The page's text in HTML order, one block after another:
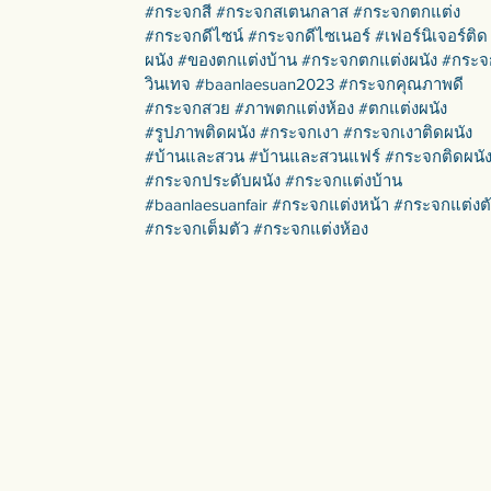
#กระจกสี #กระจกสเตนกลาส #กระจกตกแต่ง
#กระจกดีไซน์ #กระจกดีไซเนอร์ #เฟอร์นิเจอร์ติด
ผนัง #ของตกแต่งบ้าน #กระจกตกแต่งผนัง #กระจ
วินเทจ #baanlaesuan2023 #กระจกคุณภาพดี
#กระจกสวย #ภาพตกแต่งห้อง #ตกแต่งผนัง
#รูปภาพติดผนัง #กระจกเงา #กระจกเงาติดผนัง
#บ้านและสวน #บ้านและสวนแฟร์ #กระจกติดผนัง
#กระจกประดับผนัง #กระจกแต่งบ้าน
#baanlaesuanfair #กระจกแต่งหน้า #กระจกแต่ง
#กระจกเต็มตัว #กระจกแต่งห้อง